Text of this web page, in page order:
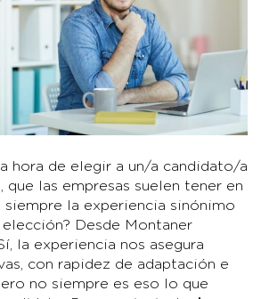
hora de elegir a un/a candidato/a
que las empresas suelen tener en
siempre la experiencia sinónimo
Desde Montaner
la experiencia nos asegura
con rapidez de adaptación e
no siempre es eso lo que